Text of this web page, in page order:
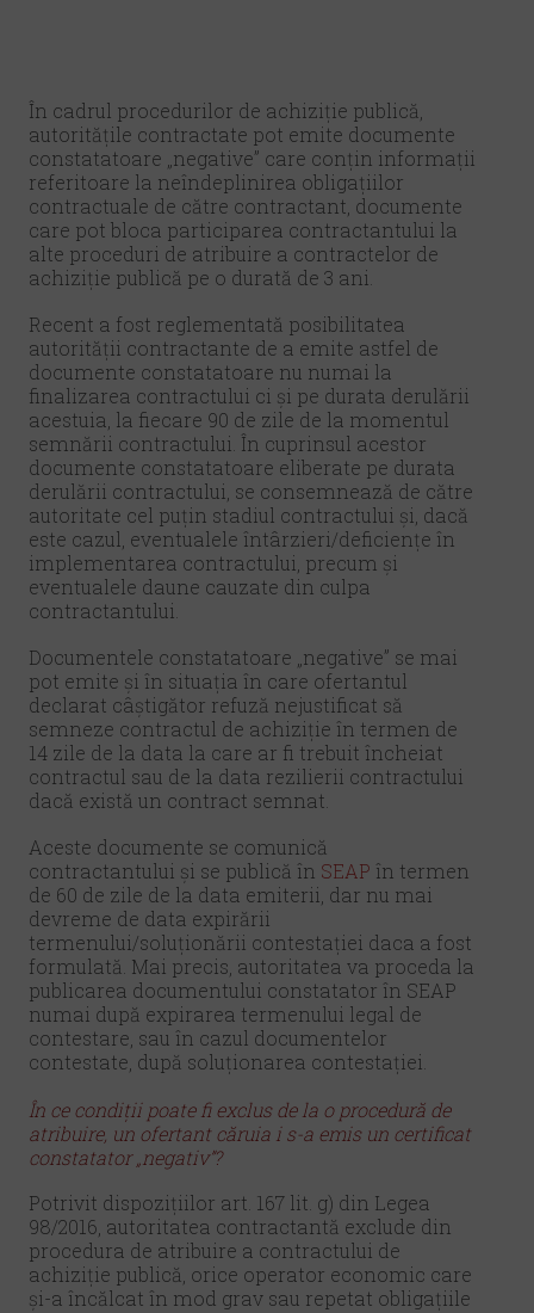
În cadrul procedurilor de achiziție publică,
autoritățile contractate pot emite documente
constatatoare „negative” care conțin informații
referitoare la neîndeplinirea obligațiilor
contractuale de către contractant, documente
care pot bloca participarea contractantului la
alte proceduri de atribuire a contractelor de
achiziție publică pe o durată de 3 ani.
Recent a fost reglementată posibilitatea
autorității contractante de a emite astfel de
documente constatatoare nu numai la
finalizarea contractului ci și pe durata derulării
acestuia, la fiecare 90 de zile de la momentul
semnării contractului. În cuprinsul acestor
documente constatatoare eliberate pe durata
derulării contractului, se consemnează de către
autoritate cel puțin stadiul contractului și, dacă
este cazul, eventualele întârzieri/deficiențe în
implementarea contractului, precum și
eventualele daune cauzate din culpa
contractantului.
Documentele constatatoare „negative” se mai
pot emite și în situația în care ofertantul
declarat câștigător refuză nejustificat să
semneze contractul de achiziție în termen de
14 zile de la data la care ar fi trebuit încheiat
contractul sau de la data rezilierii contractului
dacă există un contract semnat.
Aceste documente se comunică
contractantului și se publică în SEAP în termen
de 60 de zile de la data emiterii, dar nu mai
devreme de data expirării
termenului/soluționării contestației daca a fost
formulată. Mai precis, autoritatea va proceda la
publicarea documentului constatator în SEAP
numai după expirarea termenului legal de
contestare, sau în cazul documentelor
contestate, după soluționarea contestației.
În ce condiții poate fi exclus de la o procedură de
atribuire, un ofertant căruia i s-a emis un certificat
constatator „negativ”?
Potrivit dispozițiilor art. 167 lit. g) din Legea
98/2016, autoritatea contractantă exclude din
procedura de atribuire a contractului de
achiziție publică, orice operator economic care
şi-a încălcat în mod grav sau repetat obligațiile